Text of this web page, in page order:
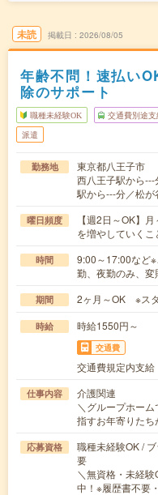
未読 掲載日 2026/08/05
年齢不問！速払い
除のサポート
職種未経験OK 交通費別途支
派遣
勤務地
東京都八王子市
西八王子駅から
駅から---分／松
曜日頻度
【週2日～OK】
を増やしていくこ
時間
9:00～17:00など
勤、夜勤のみ、
期間 2ヶ月～OK ※ス
時給 時給1550円～
交通費
交通費規定内支給
仕事内容
介護関連
＼グループホー
指すお年寄りた
応募資格
職種未経験OK /
要
＼無資格・未経
中！※履歴書不要